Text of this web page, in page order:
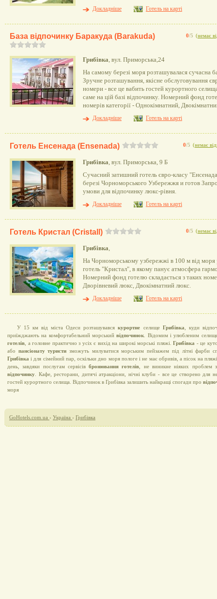
Докладніше
Готель на карті
0/5 (немає
База відпочинку Баракуда (Barakuda)
Грибівка, вул. Приморська,24
На самому березі моря розташувалася сучасна
Зручне розташування, якісне обслуговування
номери - все це вабить гостей курортного
саме на цій базі відпочинку. Номерний фонд
номерів категорії - Однокімнатний,
Докладніше
Готель на карті
0/5 (немає
Готель Енсенада (Ensenada)
Грибівка, вул. Приморська, 9 Б
Сучасний затишний готель євро-класу
березі Чорноморського Узбережжя и готов
умови для відпочинку люкс-рівня.
Докладніше
Готель на карті
0/5 (немає
Готель Кристал (Cristall)
Грибівка,
На Чорноморському узбережжі в 100 м від моря
готель "Кристал", в якому панує атмосфера
Номерний фонд готелю складається з таких
Дворівневий люкс, Двокімнатний люкс.
Докладніше
Готель на карті
У 15 км від міста Одеси розташувавсякурортне селище Грибівка , куди
приїжджають на комфортабельний морськийвідпочинок . Відомим і улюбленим
готелів , а головне практично з усіх є вихід на широкі морські пляжі. Грибівка - це
або пансіонату туристи зможуть милуватися морським пейзажем під літні фарби
Грибівка і для сімейний пар, оскільки дно моря пологе і не має обривів, а пісок на
день, завдяки послугам сервісівбронювання готелів , не виникне ніяких
відпочинку . Кафе, ресторани, дитячі атракціони, нічні клуби - все це створено для
гостей курортного селища. Відпочинок в Грибівка залишить найкращі спогади про
моря
GoHotels.com.ua › Україна › Грибівка